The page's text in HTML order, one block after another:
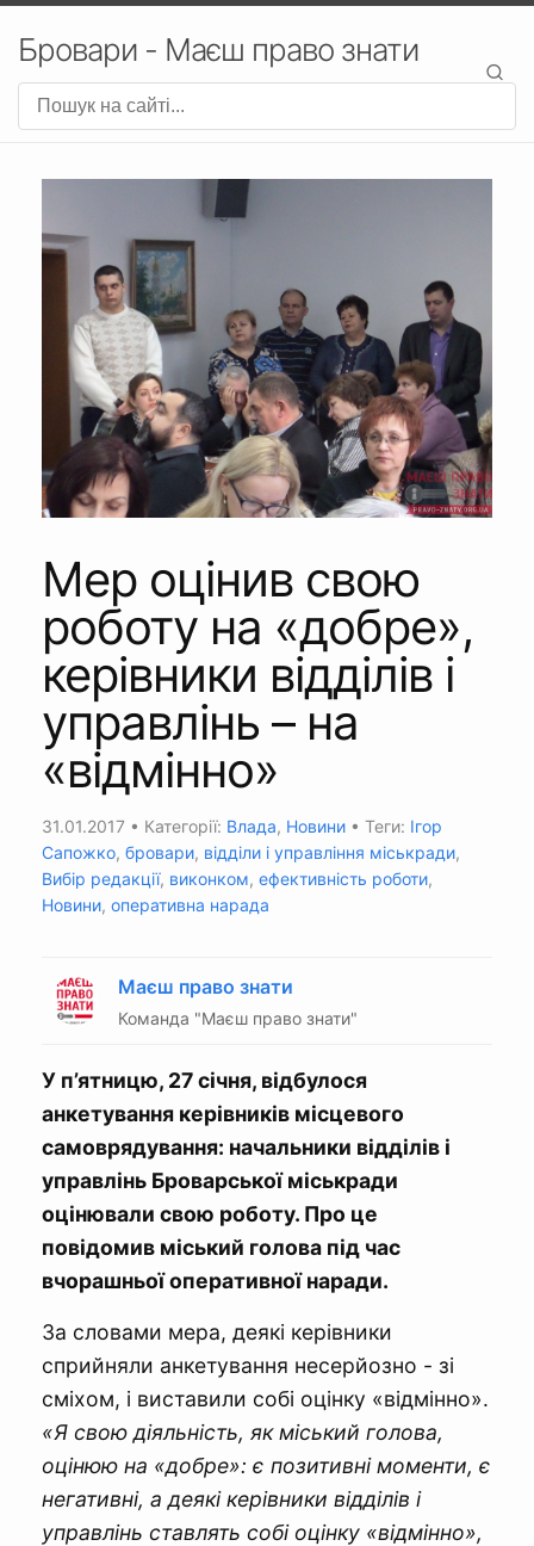
Бровари - Маєш право знати
Мер оцінив свою
роботу на «добре»,
керівники відділів і
управлінь – на
«відмінно»
31.01.2017 • Категорії: Влада, Новини • Теги: Ігор
Сапожко, бровари, відділи і управління міськради,
Вибір редакції, виконком, ефективність роботи,
Новини, оперативна нарада
Маєш право знати
Команда "Маєш право знати"
У п’ятницю, 27 січня, відбулося
анкетування керівників місцевого
самоврядування: начальники відділів і
управлінь Броварської міськради
оцінювали свою роботу. Про це
повідомив міський голова під час
вчорашньої оперативної наради.
За словами мера, деякі керівники
сприйняли анкетування несерйозно - зі
сміхом, і виставили собі оцінку «відмінно».
«Я свою діяльність, як міський голова,
оцінюю на «добре»: є позитивні моменти, є
негативні, а деякі керівники відділів і
управлінь ставлять собі оцінку «відмінно»,